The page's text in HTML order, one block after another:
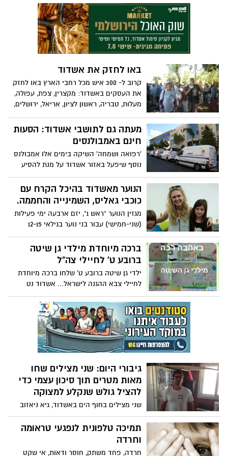
ממופע שירה בציבור בהנחיית עינת שרוף.
ארוע מיוחד זה התאפשר הודות ליוזמתה של
הגב' ג'ודי ניר מוזס שלום, כמחווה לנשות העיר
שחוו חודש לא פשוט בימי "צוק איתן".
באו לחזק את אשדוד
קרוב ל- 300 איש מכל רחבי הארץ באו לחזק
את העסקים באשדוד: מקצרין, צפת, עפולה,
מעלות, טבריה, ראשון לציון, אריאל, ירושלים,
הגיעו לאשדוד ביום שישי האחרון, במסגרת
פרויקט "איתן-דרום"
מעתה גם לתושבי אשדוד: הסעות
חינם באמבולנסים
'רפואה ושמחה' השיקה בימים אלו אמבולנס
נוסף שיפעל באזור אשדוד על מנת להסיע
חולים מוגבלים מביתם לטיפולי דיאליזה או
טיפולי כימותרפיה, שיקום וכדו'. השרות הושק
בימים אלו באשדוד והסביבה לאחר הפעלת
מספר אמבולנסים באזורי ירושלים, גוש דן
והשפלה, כעת גם אזורינו מצטרף לשירות זה,
וכמו בכל אזורי הארץ, ללא תשלום
הנוער מאשדוד בהיכל הקרח עם
כוכבי גאליס, השמינייה והחממה.
מגזין הנוער "ראש 1", יזם ארבעה ימי פעילות
(שני-חמישי) עבור בני נוער בגילאי 12-15
מאשדוד, שהגיעו מדי בוקר בהסעות מאורגנות
להיכל הקרח Ice peaks בחולון. בנוסף
למתחם ההחלקה שעמד לרשותם, נערכות
הכוללות תיק גב + ציוד לבית הספר, סדנאות
איפור מטעם רוית אסף ועוד – כל הגורמים
נרתמו בהתנדבות.
ברכה מיוחדת מילדי גן שיטה
ברובע ט' לחיילי צה"ל
ילדי גן שיטה ברובע ט' שלחו ברכה מיוחדת
לחיילי צבא ההגנה לישראל... אשדוד נט
מפרגן
גיבורי היום: שני מצילים שחו
מאות מטרים תוך סיכון עצמי כדי
להציל גולש שנקלע למצוקה
שני מצילים בחוף הים באשדוד, גיא ניאזוב
ושחר ועקנין, כבר היו בדרכם לבית בסיום
המשמרת שלהם אתמול בערב, אך טלפון
דחוף מהמוקד העירוני הקפיץ אותם בחזרה
תמיכה טלפונית לנפגעי טראומה
וחרדה
חרדה, פחד משתק, חוסר ודאות, אי שקט